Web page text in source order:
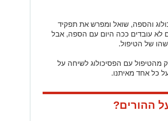
והספה, שואל ומפרש את תפקיד
לא עובדים ככה היום עם הספה, אבל
של הטיפול.
עם הפסיכולוג לשיחה על
כל אחד מאיתנו.
ההורים?